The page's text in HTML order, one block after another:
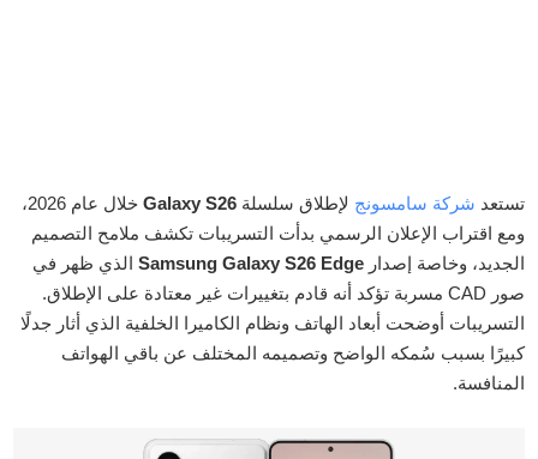
تستعد شركة سامسونج لإطلاق سلسلة Galaxy S26
خلال عام 2026،
ومع اقتراب الإعلان الرسمي بدأت التسريبات تكشف ملامح التصميم
الجديد، وخاصة إصدار Samsung Galaxy S26 Edge الذي ظهر في
صور CAD مسربة تؤكد أنه قادم بتغييرات غير معتادة على الإطلاق.
التسريبات أوضحت أبعاد الهاتف ونظام الكاميرا الخلفية الذي أثار جدلًا
كبيرًا بسبب سُمكه الواضح وتصميمه المختلف عن باقي الهواتف
المنافسة.